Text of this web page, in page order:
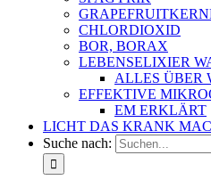
CHLORDIOXID
BOR, BORAX
LEBENSELIXIER
ALLES ÜBER
EFFEKTIVE
EM ERKLÄRT
LICHT DAS KRANK
Suche nach: